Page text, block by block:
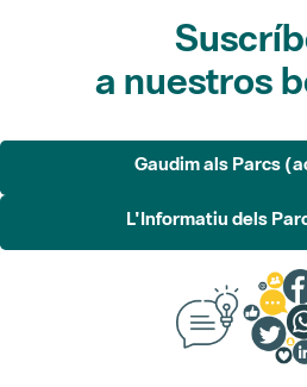
a nuestros
Gaudim als Parcs
L'Informatiu dels